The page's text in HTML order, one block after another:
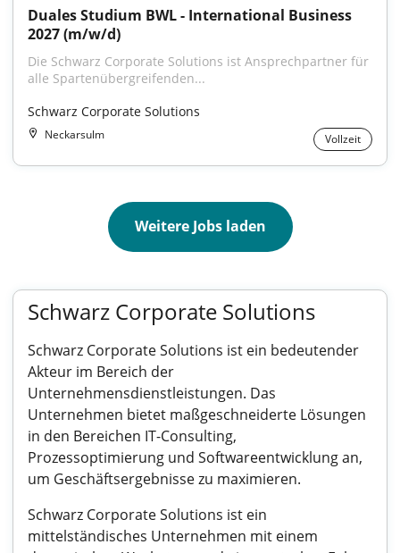
Duales Studium BWL - International Business
2027 (m/w/d)
Die Schwarz Corporate Solutions ist Ansprechpartner für
alle Spartenübergreifenden...
Schwarz Corporate Solutions
Neckarsulm Vollzeit
Weitere Jobs laden
Schwarz Corporate Solutions
Schwarz Corporate Solutions ist ein bedeutender
Akteur im Bereich der
Unternehmensdienstleistungen. Das
Unternehmen bietet maßgeschneiderte Lösungen
in den Bereichen IT-Consulting,
Prozessoptimierung und Softwareentwicklung an,
um Geschäftsergebnisse zu maximieren.
Schwarz Corporate Solutions ist ein
mittelständisches Unternehmen mit einem